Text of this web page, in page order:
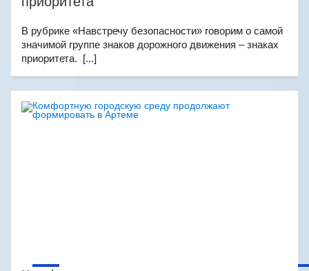
В рубрике «Навстречу безопасности» говорим о самой
значимой группе знаков дорожного движения – знаках
приоритета. [...]